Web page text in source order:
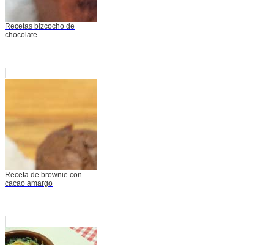
Recetas bizcocho de
chocolate
Receta de brownie con
cacao amargo